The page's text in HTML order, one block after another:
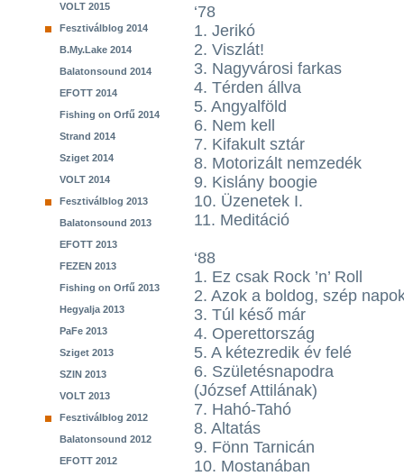
VOLT 2015
Fesztiválblog 2014
B.My.Lake 2014
Balatonsound 2014
EFOTT 2014
Fishing on Orfű 2014
Strand 2014
Sziget 2014
VOLT 2014
Fesztiválblog 2013
Balatonsound 2013
EFOTT 2013
FEZEN 2013
Fishing on Orfű 2013
Hegyalja 2013
PaFe 2013
Sziget 2013
SZIN 2013
VOLT 2013
Fesztiválblog 2012
Balatonsound 2012
EFOTT 2012
‘78
1. Jerikó
2. Viszlát!
3. Nagyvárosi farkas
4. Térden állva
5. Angyalföld
6. Nem kell
7. Kifakult sztár
8. Motorizált nemzedék
9. Kislány boogie
10. Üzenetek I.
11. Meditáció
‘88
1. Ez csak Rock ’n’ Roll
2. Azok a boldog, szép
3. Túl késő már
4. Operettország
5. A kétezredik év felé
6. Születésnapodra
(József Attilának)
7. Hahó-Tahó
8. Altatás
9. Fönn Tarnicán
10. Mostanában